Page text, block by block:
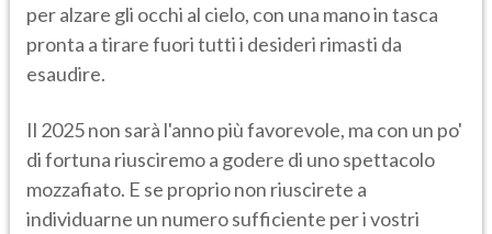
per alzare gli occhi al cielo, con una mano in tasca
pronta a tirare fuori tutti i desideri rimasti da
esaudire.
Il 2025 non sarà l'anno più favorevole, ma con un po'
di fortuna riusciremo a godere di uno spettacolo
mozzafiato. E se proprio non riuscirete a
individuarne un numero sufficiente per i vostri